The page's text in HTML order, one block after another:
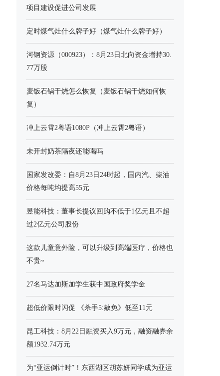
项目建设促进公司发展
定时煤气灶什么牌子好（煤气灶什么牌子好）
河钢资源（000923）：8月23日北向资金增持30.
77万股
麦饭石锅干烧怎么恢复（麦饭石锅干烧如何恢
复）
冲上云霄2粤语1080P（冲上云霄2粤语）
未开封奶茶隔夜还能喝吗
国家发改委：自8月23日24时起，国内汽、柴油
价格每吨均提高55元
昱能科技：董事长提议回购不低于1亿元且不超
过2亿元公司股份
这款儿童意外险，可以升级到高端医疗，价格也
不贵~
27名马达加斯加学生获中国政府奖学金
超低价限时闪促 《杀手5:赦免》低至11元
昆工科技：8月22日融资买入9万元，融资融券余
额1932.74万元
为“亚运倒计时”！东西湖区胡苏妍同学成为亚运